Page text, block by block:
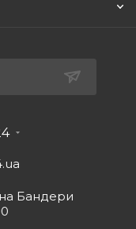
Бандери